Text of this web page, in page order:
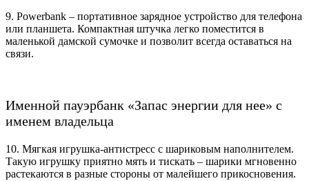
9. Powerbank – портативное зарядное устройство для телефона
или планшета. Компактная штучка легко поместится в
маленькой дамской сумочке и позволит всегда оставаться на
связи.
Именной пауэрбанк «Запас энергии для нее» с
именем владельца
10. Мягкая игрушка-антистресс с шариковым наполнителем.
Такую игрушку приятно мять и тискать – шарики мгновенно
растекаются в разные стороны от малейшего прикосновения.